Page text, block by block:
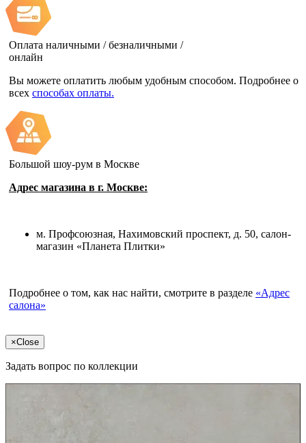
Оплата наличными / безналичными /
онлайн
Вы можете оплатить любым удобным способом. Подробнее о
всех способах оплаты.
Большой шоу-рум в Москве
Адрес магазина в г. Москве:
м. Профсоюзная, Нахимовский проспект, д. 50, салон-
магазин «Планета Плитки»
Подробнее о том, как нас найти, смотрите в разделе «Адрес
салона»
×Close
Задать вопрос по коллекции